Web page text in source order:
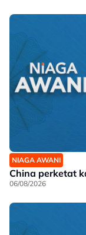
NIAGA AWANI
China perketat
06/08/2026